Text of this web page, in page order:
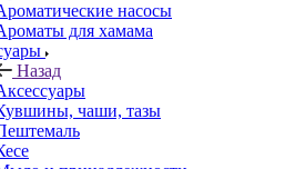
насосы
для хамама
Назад
чаши, тазы